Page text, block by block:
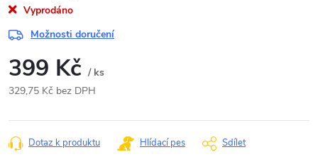
Vyprodáno
Možnosti doručení
399 Kč / ks
329,75 Kč bez DPH
cena:
Dotaz k produktu Hlídací pes Sdílet